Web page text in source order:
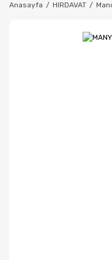
Anasayfa HIRDAVAT